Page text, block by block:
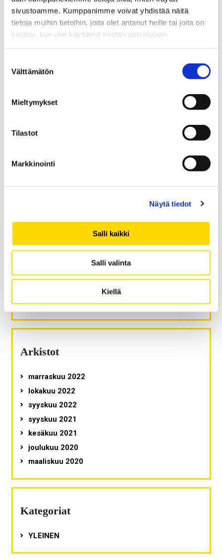
sivustoamme. Kumppanimme voivat yhdistää näitä
tietoja muihin tietoihin, joita olet antanut heille tai joita on
kerätty, kun olet käyttänyt heidän palvelujaan.
valinta
Välttämätön
Mieltymykset
Tilastot
Markkinointi
Näytä tiedot
Salli kaikki
Salli valinta
Kiellä
Opinto-opas haltuun
Tervetuloa opiskelemaan Suomen kauneimmalle
kampukselle!
Viimeisimmät kommentit
Riia Leisti:
Mitä on yliopisto-opiskelu?
Mitä on yliopisto-opiskelu?
Arkistot
marraskuu 2022
lokakuu 2022
syyskuu 2022
syyskuu 2021
kesäkuu 2021
joulukuu 2020
maaliskuu 2020
Kategoriat
YLEINEN